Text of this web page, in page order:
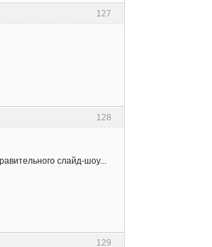
127
128
слайд-шоу...
129